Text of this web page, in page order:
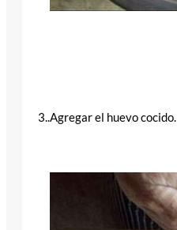
3..Agregar el huevo cocido.